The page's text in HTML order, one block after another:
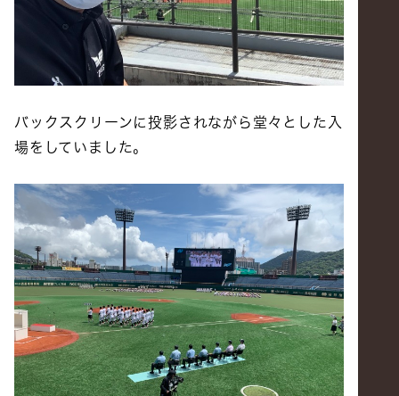
バックスクリーンに投影されながら堂々とした入
場をしていました。